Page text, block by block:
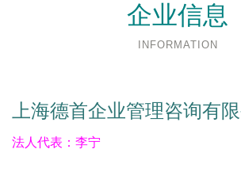
企业信息
INFORMATION
上海德首企业管理咨询有
法人代表： 李宁